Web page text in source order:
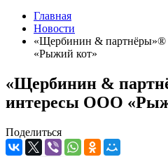
Главная
Новости
«Щербинин & партнёры»®
«Рыжий кот»
«Щербинин &
интересы ООО
Поделиться